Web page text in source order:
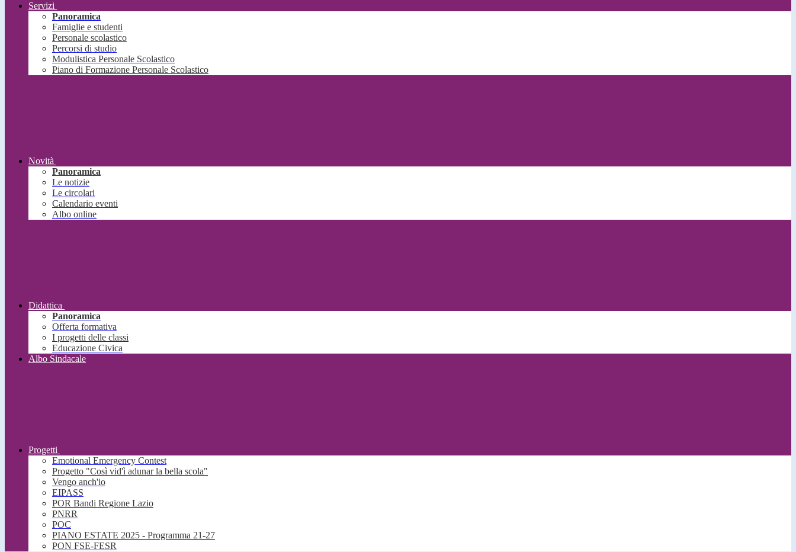
Servizi
Panoramica
Famiglie e studenti
Personale scolastico
Percorsi di studio
Modulistica Personale Scolastico
Piano di Formazione Personale Scolastico
Novità
Panoramica
Le notizie
Le circolari
Calendario eventi
Albo online
Didattica
Panoramica
Offerta formativa
I progetti delle classi
Educazione Civica
Albo Sindacale
Progetti
Emotional Emergency Contest
Progetto "Così vid'ì adunar la bella scola"
Vengo anch'io
EIPASS
POR Bandi Regione Lazio
PNRR
POC
PIANO ESTATE 2025 - Programma 21-27
PON FSE-FESR